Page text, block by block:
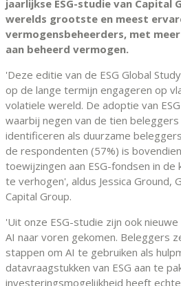
jaarlijkse ESG-studie van Capital
werelds grootste en meest
vermogensbeheerders, met meer
aan beheerd vermogen.
'Deze editie van de ESG Global
op de lange termijn engageren op
volatiele wereld. De adoptie van
waarbij negen van de tien
identificeren als duurzame
de respondenten (57%) is
toewijzingen aan ESG-fondsen in
te verhogen', aldus Jessica Ground,
Capital Group.
'Uit onze ESG-studie zijn ook
AI naar voren gekomen. Beleggers
stappen om AI te gebruiken als
datavraagstukken van ESG aan te
investeringsmogelijkheid heeft